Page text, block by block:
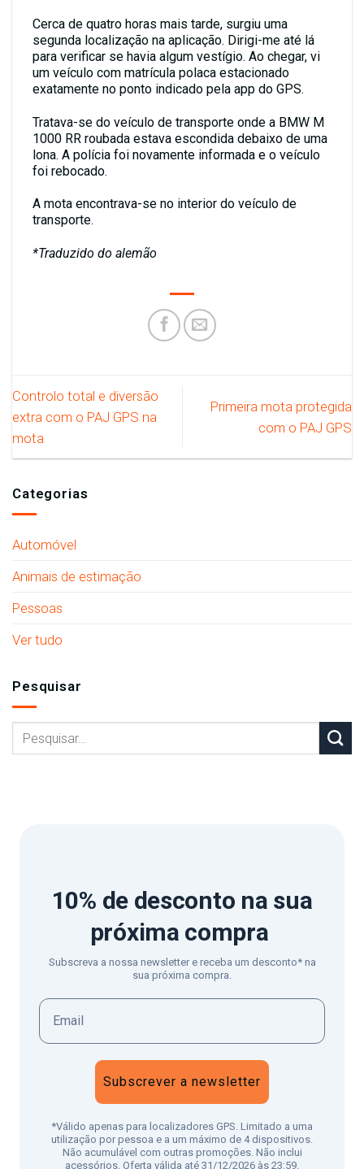
Cerca de quatro horas mais tarde, surgiu uma
segunda localização na aplicação. Dirigi-me até lá
para verificar se havia algum vestígio. Ao chegar, vi
um veículo com matrícula polaca estacionado
exatamente no ponto indicado pela app do GPS.
Tratava-se do veículo de transporte onde a BMW M
1000 RR roubada estava escondida debaixo de uma
lona. A polícia foi novamente informada e o veículo
foi rebocado.
A mota encontrava-se no interior do veículo de
transporte.
*Traduzido do alemão
Controlo total e diversão
extra com o PAJ GPS na
mota
Primeira mota protegida
com o PAJ GPS
Categorias
Automóvel
Animais de estimação
Pessoas
Ver tudo
Pesquisar
10% de desconto na sua
próxima compra
Subscreva a nossa newsletter e receba um desconto* na
sua próxima compra.
Subscrever a newsletter
*Válido apenas para localizadores GPS. Limitado a uma
utilização por pessoa e a um máximo de 4 dispositivos.
Não acumulável com outras promoções. Não inclui
acessórios. Oferta válida até 31/12/2026 às 23:59.